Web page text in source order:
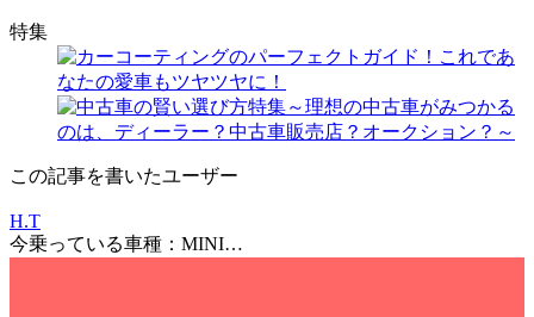
特集
この記事を書いたユーザー
H.T
今乗っている車種：MINI…